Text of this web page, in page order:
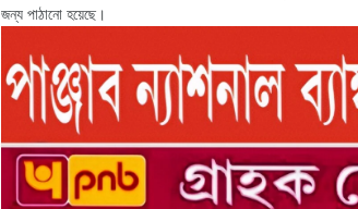
জন্য পাঠানো হয়েছে।